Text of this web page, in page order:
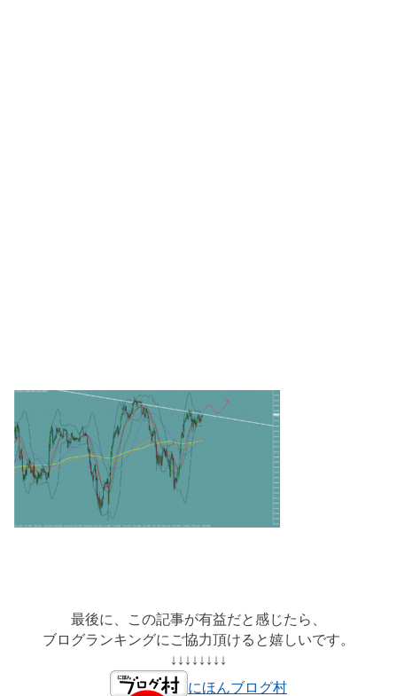
最後に、この記事が有益だと感じたら、
ブログランキングにご協力頂けると嬉しいです。
↓↓↓↓↓↓↓↓
にほんブログ村